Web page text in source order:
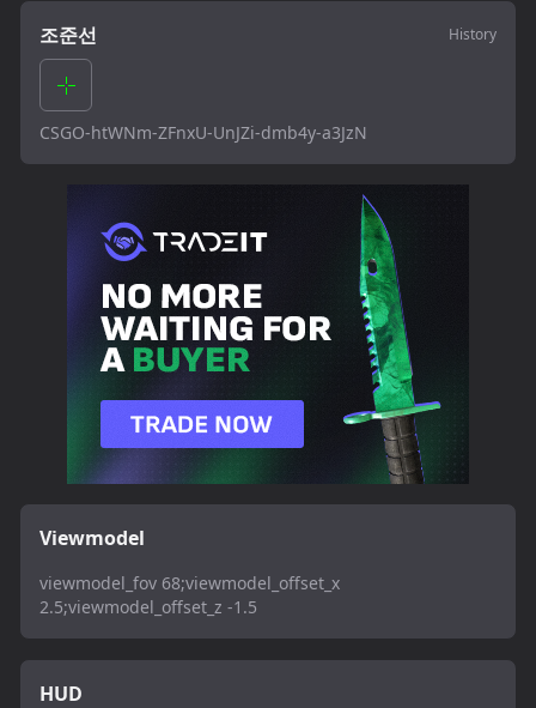
조준선 History
CSGO-htWNm-ZFnxU-UnJZi-dmb4y-a3JzN
Viewmodel
viewmodel_fov 68;viewmodel_offset_x
2.5;viewmodel_offset_z -1.5
HUD